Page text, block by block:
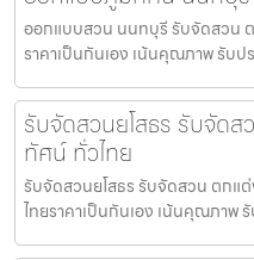
ออกแบบสวน นนทบุรี รับจัดสวน
ราคาเป็นกันเอง เน้นคุณภาพ รับ
รับจัดสวนยโสธร รับจัด
ทัศน์ ทั่วไทย
รับจัดสวนยโสธร รับจัดสวน ตก
ไทยราคาเป็นกันเอง เน้นคุณภาพ